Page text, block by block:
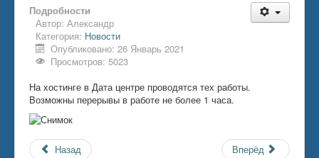
Каталог статей
Обратная связь
Подробности
Автор: Александр
Категория: Новости
Опубликовано: 26 Январь 2021
Просмотров: 5023
На хостинге в Дата центре проводятся тех работы.
Возможны перерывы в работе не более 1 часа.
Назад Вперёд